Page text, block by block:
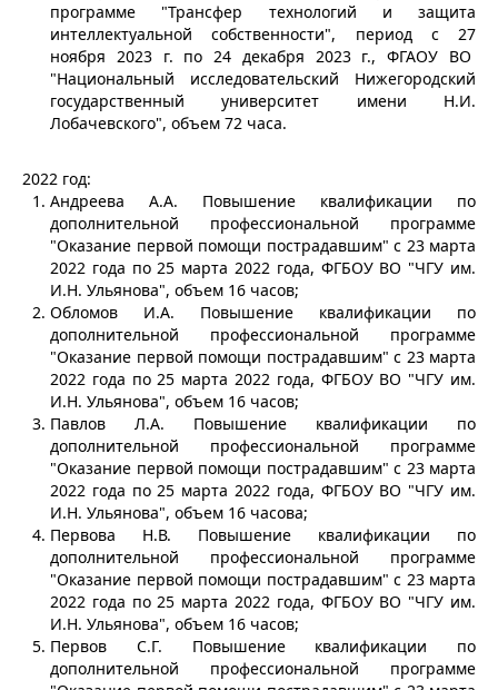
программе "Трансфер технологий и защита
интеллектуальной собственности", период с 27
ноября 2023 г. по 24 декабря 2023 г., ФГАОУ ВО
"Национальный исследовательский Нижегородский
государственный университет имени Н.И.
Лобачевского", объем 72 часа.
2022 год:
Андреева А.А. Повышение квалификации по
дополнительной профессиональной программе
"Оказание первой помощи пострадавшим" с 23 марта
2022 года по 25 марта 2022 года, ФГБОУ ВО "ЧГУ им.
И.Н. Ульянова", объем 16 часов;
Обломов И.А. Повышение квалификации по
дополнительной профессиональной программе
"Оказание первой помощи пострадавшим" с 23 марта
2022 года по 25 марта 2022 года, ФГБОУ ВО "ЧГУ им.
И.Н. Ульянова", объем 16 часов;
Павлов Л.А. Повышение квалификации по
дополнительной профессиональной программе
"Оказание первой помощи пострадавшим" с 23 марта
2022 года по 25 марта 2022 года, ФГБОУ ВО "ЧГУ им.
И.Н. Ульянова", объем 16 часова;
Первова Н.В. Повышение квалификации по
дополнительной профессиональной программе
"Оказание первой помощи пострадавшим" с 23 марта
2022 года по 25 марта 2022 года, ФГБОУ ВО "ЧГУ им.
И.Н. Ульянова", объем 16 часов;
Первов С.Г. Повышение квалификации по
дополнительной профессиональной программе